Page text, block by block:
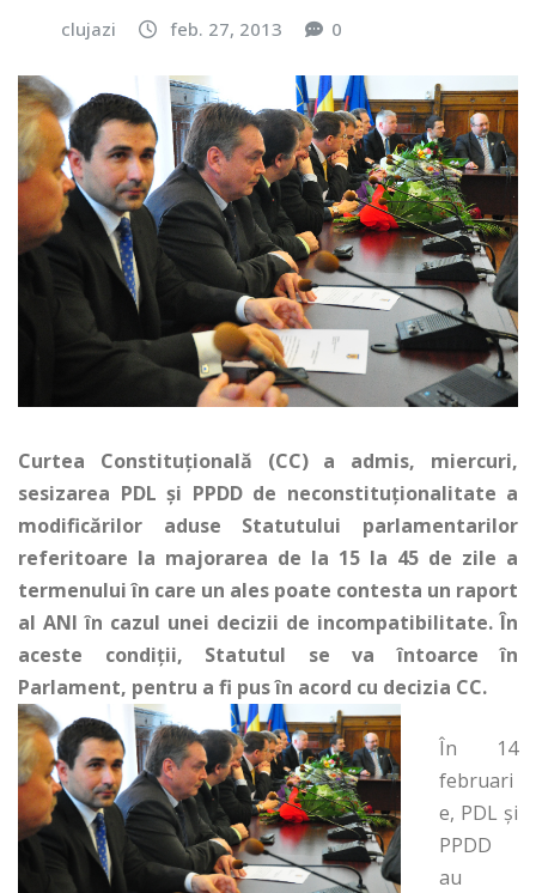
clujazi feb. 27, 2013 0
Curtea Constituţională (CC) a admis, miercuri,
sesizarea PDL şi PPDD de neconstituţionalitate a
modificărilor aduse Statutului parlamentarilor
referitoare la majorarea de la 15 la 45 de zile a
termenului în care un ales poate contesta un raport
al ANI în cazul unei decizii de incompatibilitate. În
aceste condiţii, Statutul se va întoarce în
Parlament, pentru a fi pus în acord cu decizia CC.
În 14
februari
e, PDL şi
PPDD
au